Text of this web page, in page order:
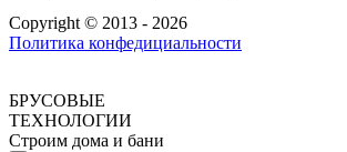
Copyright © 2013 - 2026
Политика конфедициальности
БРУСОВЫЕ
ТЕХНОЛОГИИ
Строим дома и бани